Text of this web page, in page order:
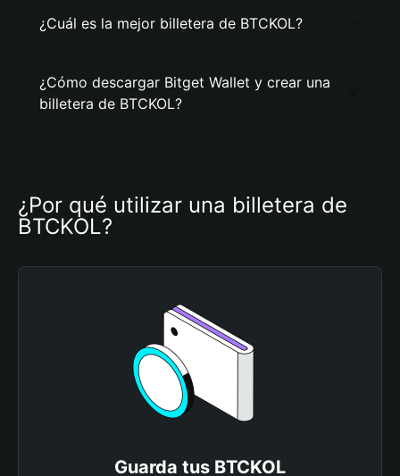
¿Cuál es la mejor billetera de BTCKOL?
¿Cómo descargar Bitget Wallet y crear una
billetera de BTCKOL?
¿Por qué utilizar una billetera de
BTCKOL?
Guarda tus BTCKOL